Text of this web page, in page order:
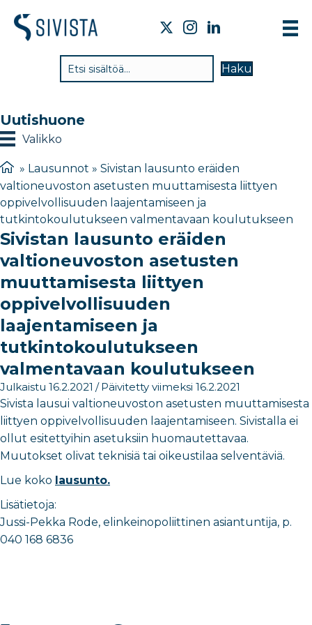
Haku
Uutishuone
Valikko
» Lausunnot » Sivistan lausunto eräiden
valtioneuvoston asetusten muuttamisesta liittyen
oppivelvollisuuden laajentamiseen ja
tutkintokoulutukseen valmentavaan koulutukseen
Sivistan lausunto eräiden
valtioneuvoston asetusten
muuttamisesta liittyen
oppivelvollisuuden
laajentamiseen ja
tutkintokoulutukseen
valmentavaan koulutukseen
Julkaistu 16.2.2021 / Päivitetty viimeksi 16.2.2021
Sivista lausui valtioneuvoston asetusten muuttamisesta
liittyen oppivelvollisuuden laajentamiseen. Sivistalla ei
ollut esitettyihin asetuksiin huomautettavaa.
Muutokset olivat teknisiä tai oikeustilaa selventäviä.
Lue koko lausunto.
Lisätietoja:
Jussi-Pekka Rode, elinkeinopoliittinen asiantuntija, p.
040 168 6836